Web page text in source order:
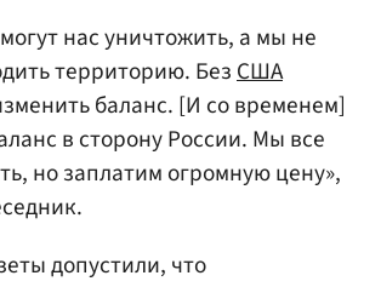
нас уничтожить, а мы не
территорию. БезСША
баланс. [И со временем]
в сторону России. Мы все
но заплатим огромную цену»,
допустили, что